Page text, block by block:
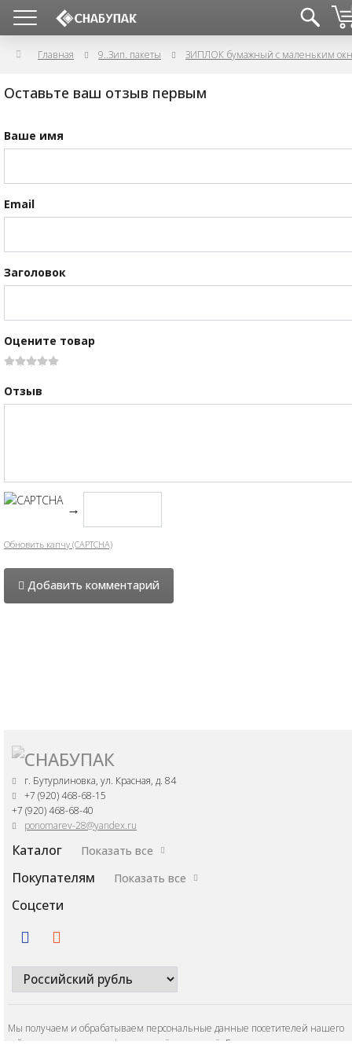
Главная 9..Зип. пакеты ЗИПЛОК бумажный с маленьким
Оставьте ваш отзыв первым
Ваше имя
Email
Заголовок
Оцените товар
Отзыв
→
Обновить капчу (CAPTCHA)
Добавить комментарий
г. Бутурлиновка, ул. Красная, д. 84
+7 (920) 468-68-15
+7 (920) 468-68-40
ponomarev-28@yandex.ru
Каталог Показать все
Покупателям Показать все
Соцсети
Мы получаем и обрабатываем персональные данные посетителей нашего
сайта в соответствии с
официальной политикой . Если вы не даете согласия